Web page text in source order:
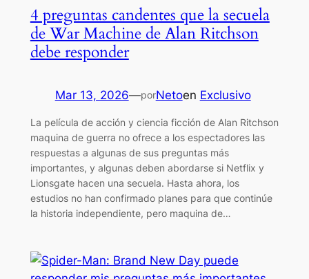
4 preguntas candentes que la secuela
de War Machine de Alan Ritchson
debe responder
Mar 13, 2026—porNetoen Exclusivo
La película de acción y ciencia ficción de Alan Ritchson
maquina de guerra no ofrece a los espectadores las
respuestas a algunas de sus preguntas más
importantes, y algunas deben abordarse si Netflix y
Lionsgate hacen una secuela. Hasta ahora, los
estudios no han confirmado planes para que continúe
la historia independiente, pero maquina de…